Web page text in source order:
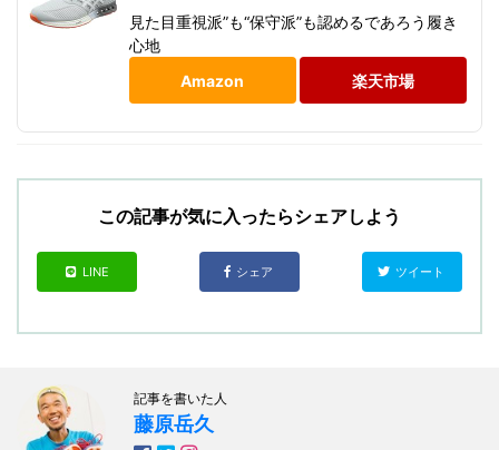
見た目重視派”も“保守派”も認めるであろう履き
心地
Amazon
楽天市場
この記事が気に入ったらシェアしよう
LINE シェア ツイート
記事を書いた人
藤原岳久